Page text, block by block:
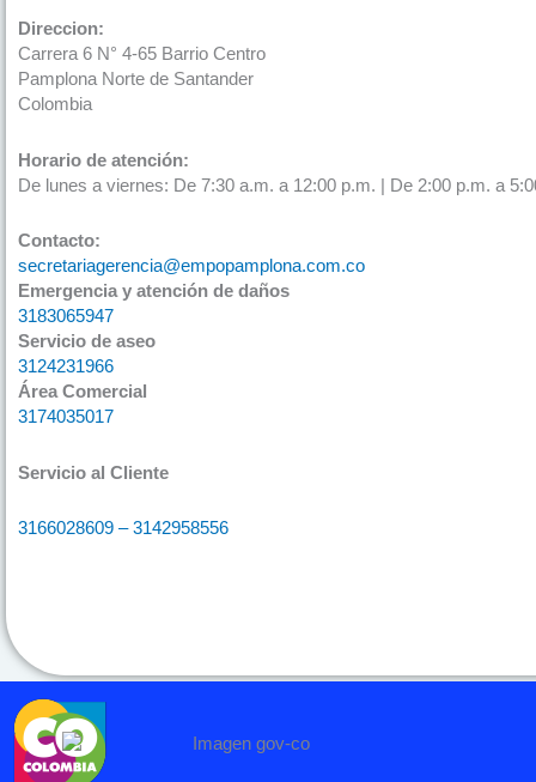
Direccion:
Carrera 6 N° 4-65 Barrio Centro
Pamplona Norte de Santander
Colombia
Horario de atención:
De lunes a viernes: De 7:30 a.m. a 12:00 p.m. | De 2:00 p.m. a
Contacto:
secretariagerencia@empopamplona.com.co
Emergencia y atención de daños
3183065947
Servicio de aseo
3124231966
Área Comercial
3174035017
Servicio al Cliente
3166028609 – 3142958556